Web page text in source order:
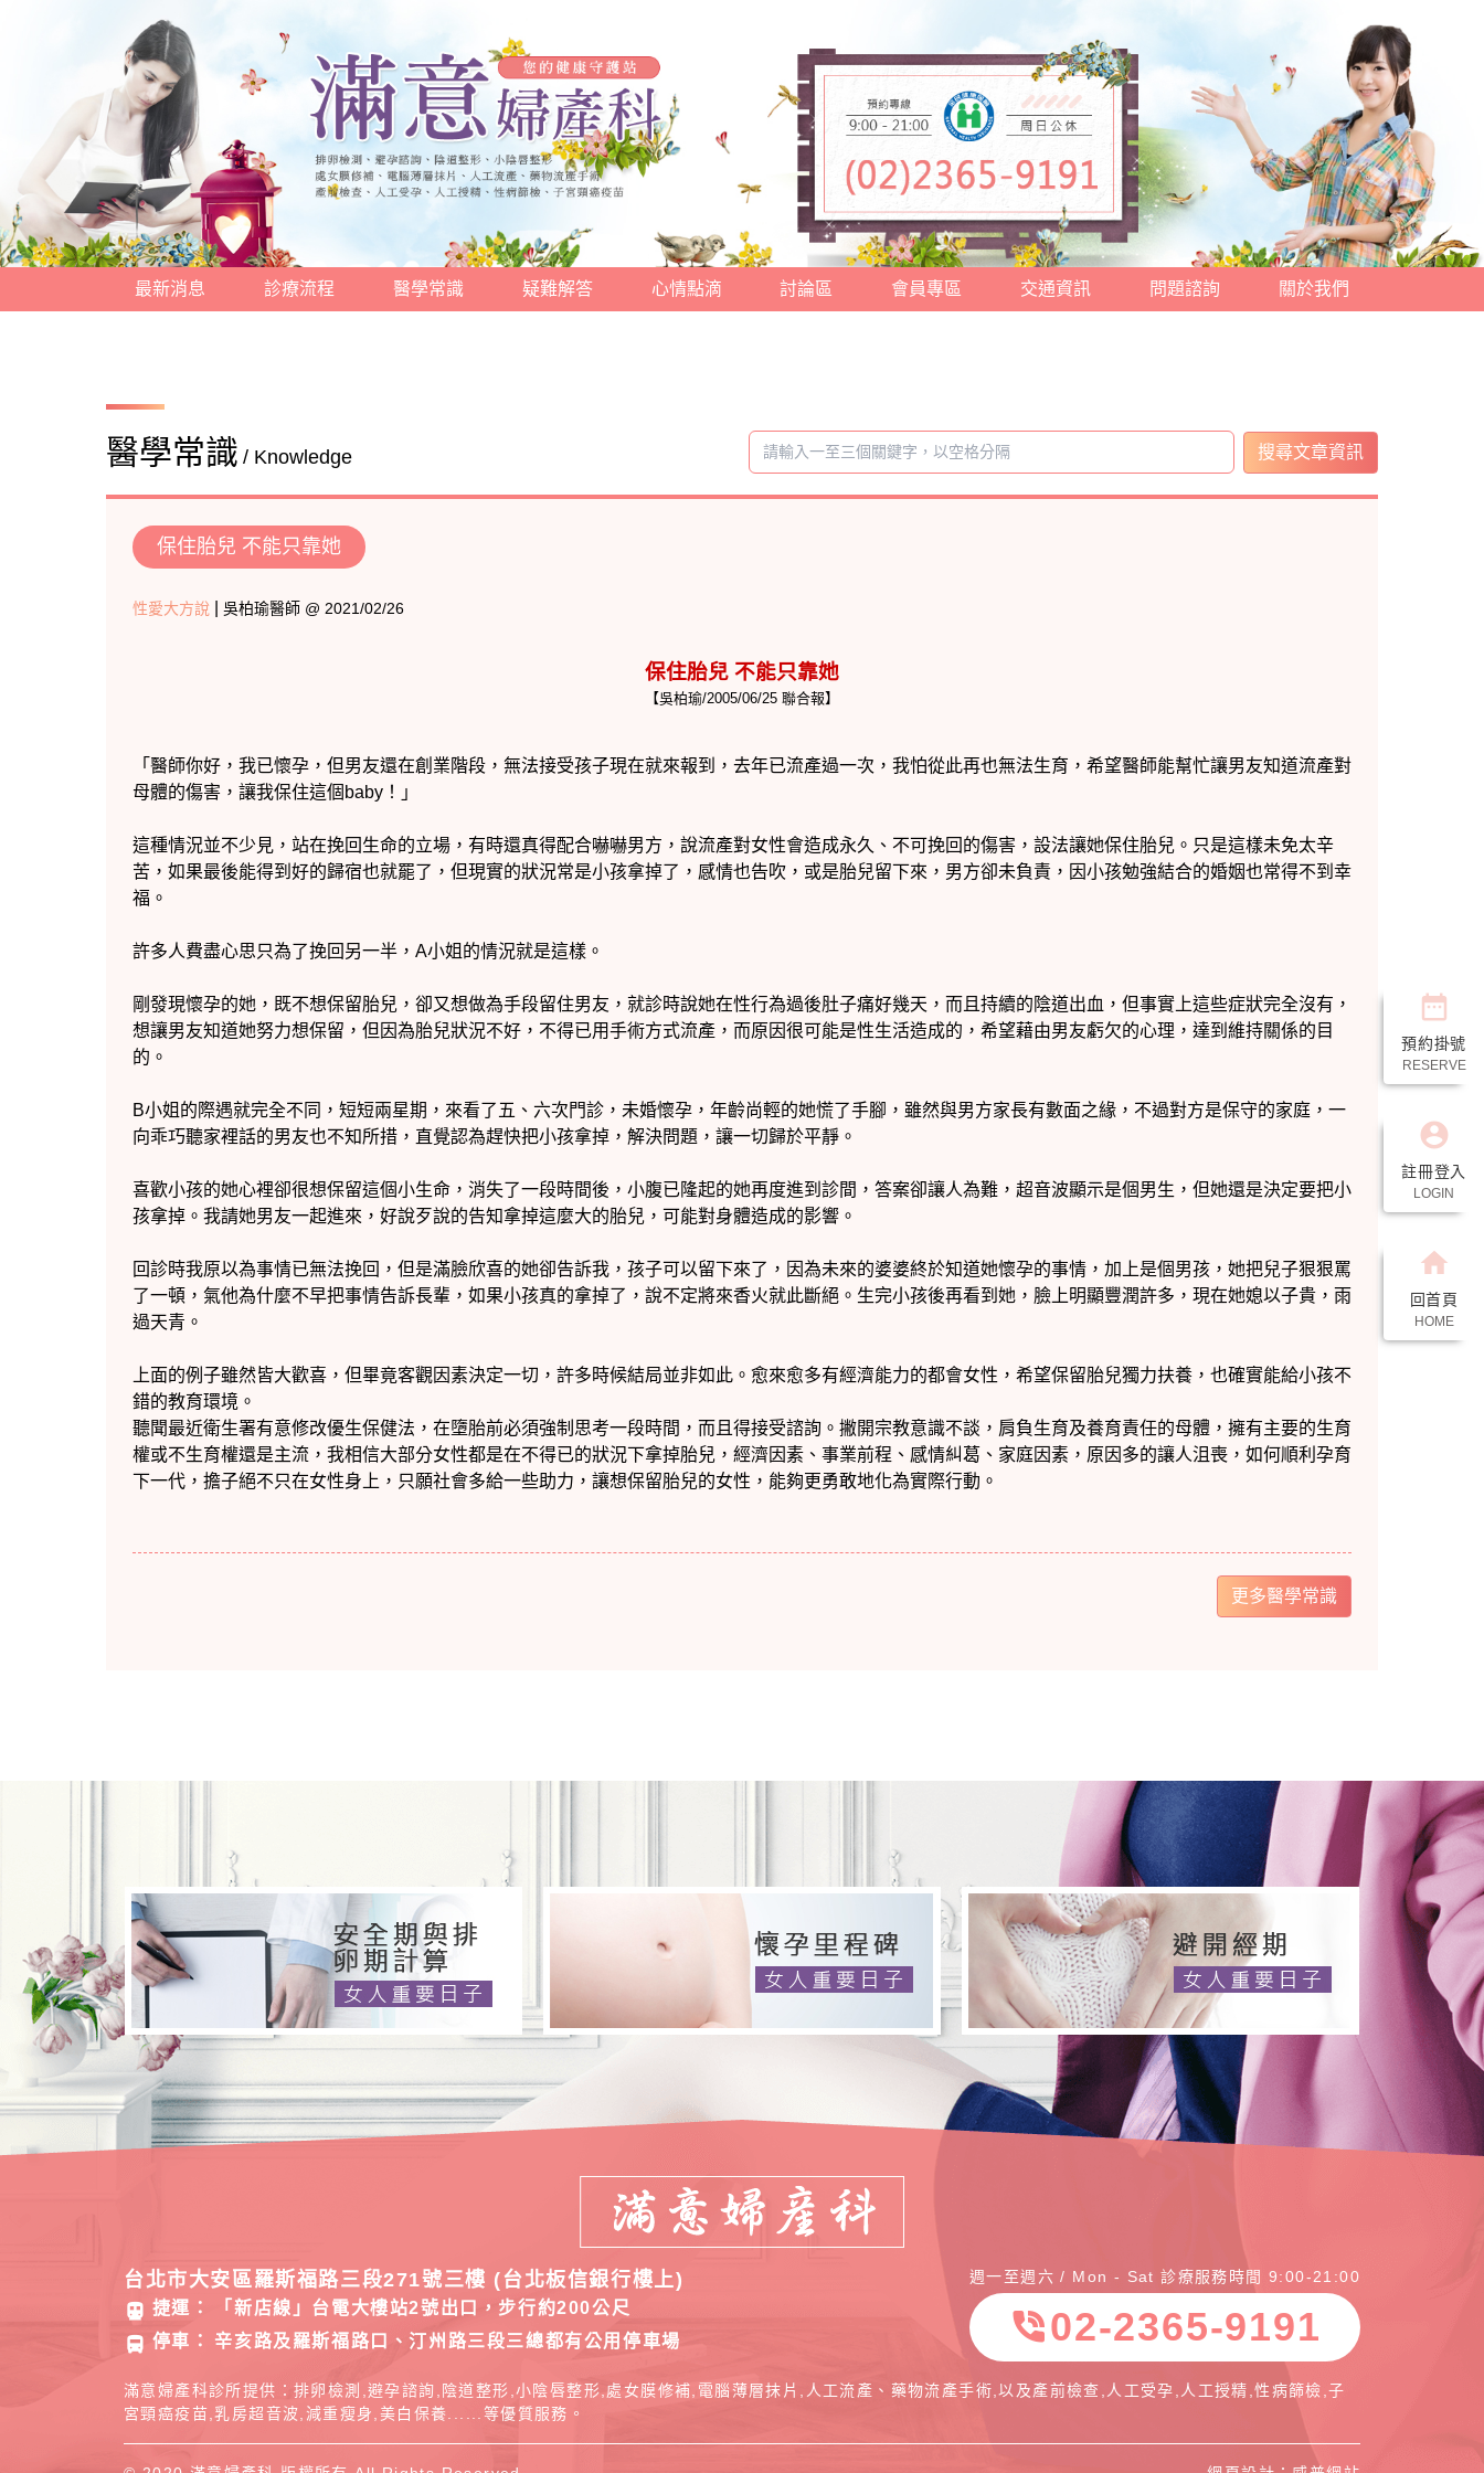
最新消息 診療流程 醫學常識 疑難解答 心情點滴 討論區 會員專區 交通資訊 問題諮詢 關於我們
醫學常識 / Knowledge 搜尋文章資訊
保住胎兒 不能只靠她
性愛大方說 吳柏瑜醫師 @ 2021/02/26
更多醫學常識
台北市大安區羅斯福路三段271號三樓 (台北板信銀行樓上)
directions_subway 捷運： 「新店線」台電大樓站2號出口，步行約200公尺
directions_bus 停車： 辛亥路及羅斯福路口、汀州路三段三總都有公用停車場
週一至週六 / Mon - Sat 診療服務時間 9:00-21:00
phone_in_talk02-2365-9191
滿意婦產科診所提供：排卵檢測,避孕諮詢,陰道整形,小陰唇整形,處女膜修補,電腦薄層抹片,人工流產、藥物流產手術,以及產前檢查,人工受孕,人工授精,性病篩檢,子
宮頸癌疫苗,乳房超音波,減重瘦身,美白保養......等優質服務。
date_range
預約掛號
RESERVE
account_circle
註冊登入
LOGIN
home
回首頁
HOME